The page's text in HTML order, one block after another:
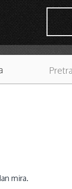
mira.